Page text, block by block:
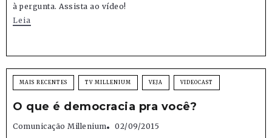
à pergunta. Assista ao vídeo!
Leia
MAIS RECENTES TV MILLENIUM VEJA VIDEOCAST
O que é democracia pra você?
Comunicação Millenium
02/09/2015